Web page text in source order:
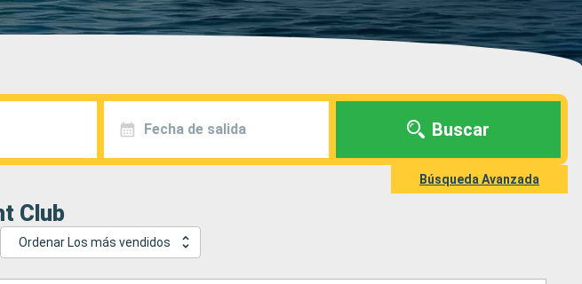
Fecha de salida Buscar
Búsqueda Avanzada
Club
Ordenar Los más vendidos